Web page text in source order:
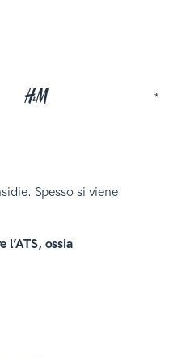
*
Spesso si viene
l’ATS, ossia